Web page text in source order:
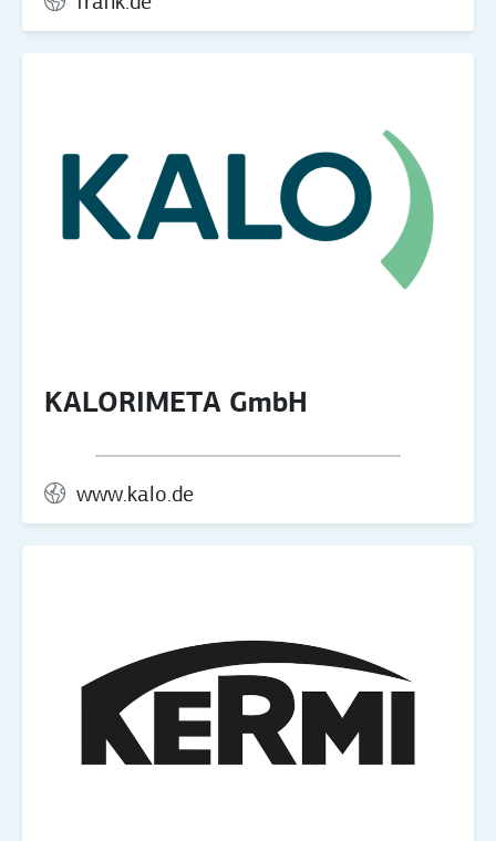
KALORIMETA GmbH
www.kalo.de